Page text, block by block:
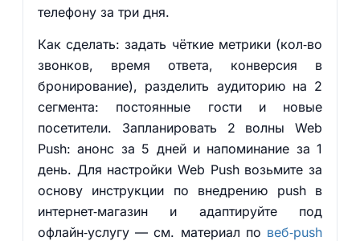
телефону за три дня.
Как сделать: задать чёткие метрики (кол‑во
звонков, время ответа, конверсия в
бронирование), разделить аудиторию на 2
сегмента: постоянные гости и новые
посетители. Запланировать 2 волны Web
Push: анонс за 5 дней и напоминание за 1
день. Для настройки Web Push возьмите за
основу инструкции по внедрению push в
интернет‑магазин и адаптируйте под
офлайн‑услугу — см. материал по веб‑push